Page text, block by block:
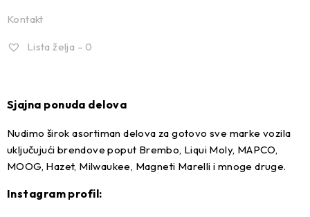
Kontakt
Lista želja – 0
Sjajna ponuda delova
Nudimo širok asortiman delova za gotovo sve marke vozila
uključujući brendove poput Brembo, Liqui Moly, MAPCO,
MOOG, Hazet, Milwaukee, Magneti Marelli i mnoge druge.
Instagram profil: